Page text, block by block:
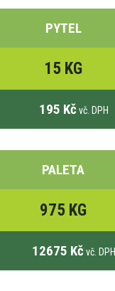
PYTEL
15 KG
195 Kč vč. DPH
PALETA
975 KG
12675 Kč vč. DPH